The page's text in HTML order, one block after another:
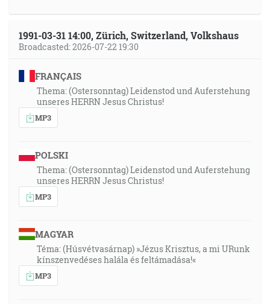
1991-03-31 14:00, Zürich, Switzerland, Volkshaus
Broadcasted: 2026-07-22 19:30
FRANÇAIS
Thema: (Ostersonntag) Leidenstod und Auferstehung
unseres HERRN Jesus Christus!
MP3
POLSKI
Thema: (Ostersonntag) Leidenstod und Auferstehung
unseres HERRN Jesus Christus!
MP3
MAGYAR
Téma: (Húsvétvasárnap) »Jézus Krisztus, a mi URunk
kínszenvedéses halála és feltámadása!«
MP3